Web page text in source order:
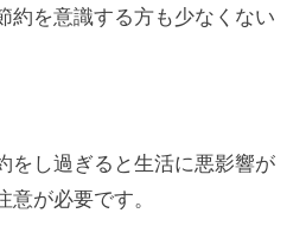
約を意識する方も少なくない
をし過ぎると生活に悪影響が
が必要です。